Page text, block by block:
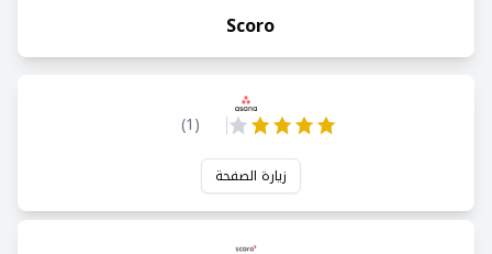
Scoro
(
1
)
زيارة الصفحة